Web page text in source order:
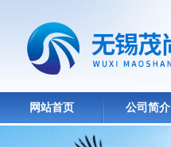
网站首页 公司简介